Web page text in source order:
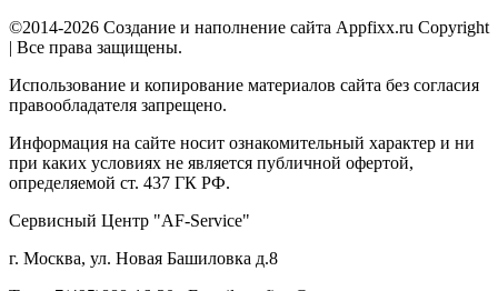
©2014-2026 Создание и наполнение сайта Appfixx.ru Copyright
| Все права защищены.
Использование и копирование материалов сайта без согласия
правообладателя запрещено.
Информация на сайте носит ознакомительный характер и ни
при каких условиях не является публичной офертой,
определяемой ст. 437 ГК РФ.
Сервисный Центр "AF-Service"
г. Москва, ул. Новая Башиловка д.8